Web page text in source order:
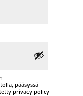
pääsyssä
privacy policy